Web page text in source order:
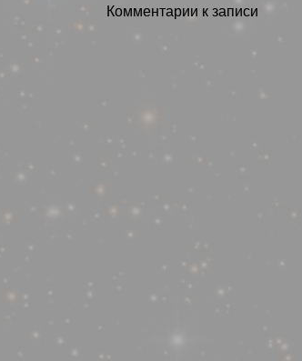
Комментарии к записи